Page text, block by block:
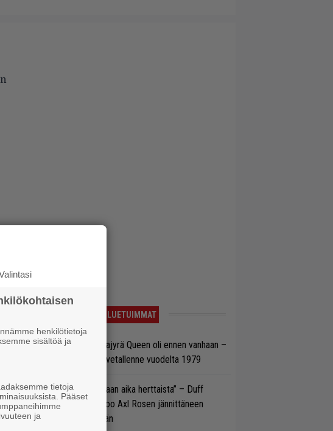
LUETUIMMAT
Tällainen keikkajyrä Queen oli ennen vanhaan –
katso tulinen livetallenne vuodelta 1979
”Se oli oikeastaan aika herttaista” – Duff
McKagan kertoo Axl Rosen jännittäneen
AC/DC-pestiään
henkilötietoja
sisältöä ja
tietoja
Pääset
ja